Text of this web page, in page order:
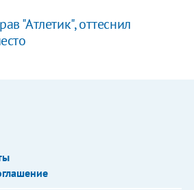
"Атлетик", оттеснил